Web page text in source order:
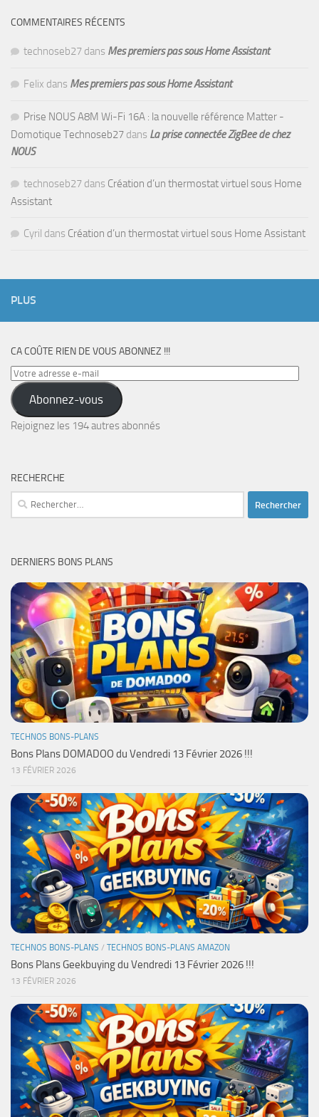
COMMENTAIRES RÉCENTS
technoseb27 dans Mes premiers pas sous Home Assistant
Felix dans Mes premiers pas sous Home Assistant
Prise NOUS A8M Wi-Fi 16A : la nouvelle référence Matter -
Domotique Technoseb27 dans La prise connectée ZigBee de chez
NOUS
technoseb27 dans Création d’un thermostat virtuel sous Home
Assistant
Cyril dans Création d’un thermostat virtuel sous Home Assistant
PLUS
CA COÛTE RIEN DE VOUS ABONNEZ !!!
Votre
adresse
e-
mail
Abonnez-vous
Rejoignez les 194 autres abonnés
RECHERCHE
Rechercher :
DERNIERS BONS PLANS
TECHNOS BONS-PLANS
Bons Plans DOMADOO du Vendredi 13 Février 2026 !!!
13 FÉVRIER 2026
TECHNOS BONS-PLANS / TECHNOS BONS-PLANS AMAZON
Bons Plans Geekbuying du Vendredi 13 Février 2026 !!!
13 FÉVRIER 2026